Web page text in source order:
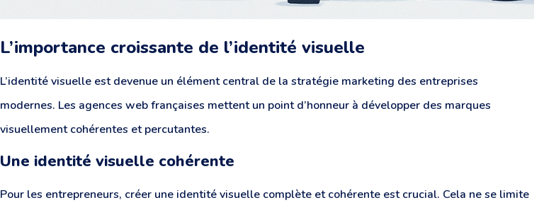
L’importance croissante de l’identité visuelle
L’identité visuelle est devenue un élément central de la stratégie marketing des entreprises
modernes. Les agences web françaises mettent un point d’honneur à développer des marques
visuellement cohérentes et percutantes.
Une identité visuelle cohérente
Pour les entrepreneurs, créer une identité visuelle complète et cohérente est crucial. Cela ne se limite